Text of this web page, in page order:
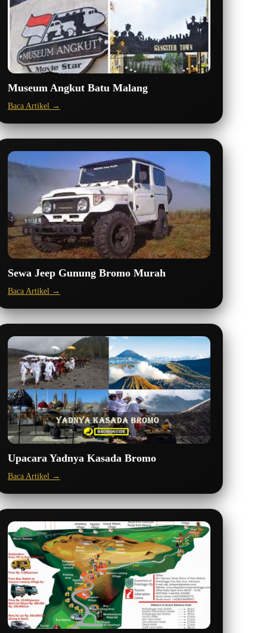
Museum Angkut Batu Malang
Baca Artikel →
Sewa Jeep Gunung Bromo Murah
Baca Artikel →
Upacara Yadnya Kasada Bromo
Baca Artikel →